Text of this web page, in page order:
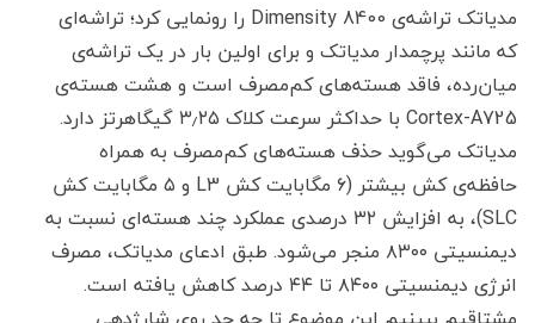
مدیاتک تراشه‌ی Dimensity 8400 را رونمایی کرد؛ تراشه‌ای
که مانند پرچمدار مدیاتک و برای اولین بار در یک تراشه‌ی
میان‌رده، فاقد هسته‌های کم‌مصرف است و هشت هسته‌ی
Cortex-A725 با حداکثر سرعت کلاک ۳٫۲۵ گیگاهرتز دارد.
مدیاتک می‌گوید حذف هسته‌های کم‌مصرف به همراه
حافظه‌ی کش بیشتر (۶ مگابایت کش L3 و ۵ مگابایت کش
SLC)، به افزایش ۳۲ درصدی عملکرد چند هسته‌ای نسبت به
دیمنسیتی ۸۳۰۰ منجر می‌شود. طبق ادعای مدیاتک، مصرف
انرژی دیمنسیتی ۸۴۰۰ تا ۴۴ درصد کاهش یافته است.